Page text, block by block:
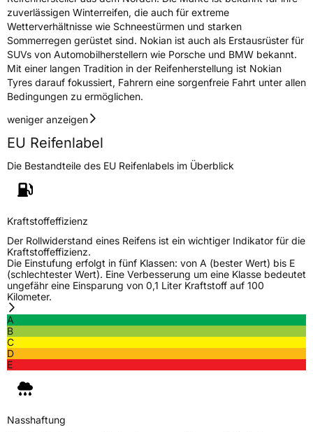
zuverlässigen Winterreifen, die auch für extreme
Wetterverhältnisse wie Schneestürmen und starken
Sommerregen gerüstet sind. Nokian ist auch als Erstausrüster für
SUVs von Automobilherstellern wie Porsche und BMW bekannt.
Mit einer langen Tradition in der Reifenherstellung ist Nokian
Tyres darauf fokussiert, Fahrern eine sorgenfreie Fahrt unter allen
Bedingungen zu ermöglichen.
weniger anzeigen
EU Reifenlabel
Die Bestandteile des EU Reifenlabels im Überblick
Kraftstoffeffizienz
Der Rollwiderstand eines Reifens ist ein wichtiger Indikator für die
Kraftstoffeffizienz.
Die Einstufung erfolgt in fünf Klassen: von A (bester Wert) bis E
(schlechtester Wert). Eine Verbesserung um eine Klasse bedeutet
ungefähr eine Einsparung von 0,1 Liter Kraftstoff auf 100
Kilometer.
A
B
C
D
E
Nasshaftung